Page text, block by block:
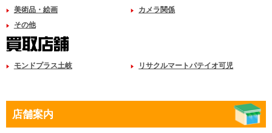
美術品・絵画
カメラ関係
その他
モンドプラス土岐 リサクルマートパテイオ可児
店舗案内